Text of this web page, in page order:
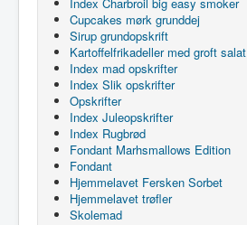
Cupcakes mørk grunddej
Sirup grundopskrift
Kartoffelfrikadeller med groft salat
Index mad opskrifter
Index Slik opskrifter
Opskrifter
Index Juleopskrifter
Index Rugbrød
Fondant Marhsmallows Edition
Fondant
Hjemmelavet Fersken Sorbet
Hjemmelavet trøfler
Skolemad